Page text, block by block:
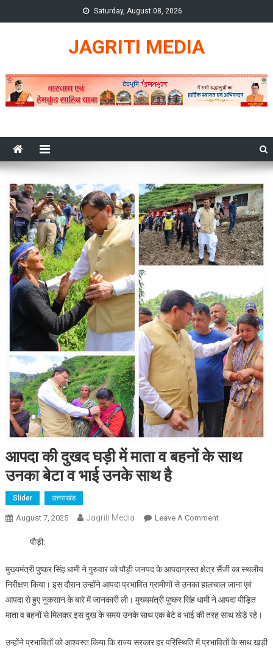
to
Saturday, August 08, 2026
JAGRITI MEDIA
आपदा की दुखद घड़ी में माता व बहनों के साथ
उनका बेटा व भाई उनके साथ है
Slider उत्तराखंड
August 7, 2025 Jagriti Media Leave A CommentOn
घड़ी
में
माता
व
के
पौड़ी:
मुख्यमंत्री पुष्कर सिंह धामी ने गुरुवार को पौड़ी जनपद के आपदाग्रस्त क्षेत्र सैंजी का स्थलीय
निरीक्षण किया। इस दौरान उन्होंने आपदा प्रभावित ग्रामीणों से उनका हालचाल जाना एवं
आपदा से हुए नुकसान के बारे में जानकारी ली। मुख्यमंत्री पुष्कर सिंह धामी ने आपदा पीड़ित
माता व बहनों से मिलकर इस दुख के समय उनके साथ एक बेटे व भाई की तरह साथ खेड़े रहे।
उन्होंने प्रभावितों को आश्वस्त किया कि राज्य सरकार हर परिस्थिति में प्रभावितों के साथ खड़ी